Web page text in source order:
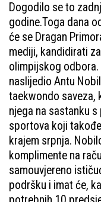
Dogodilo se to
godine.Toga dana
će se Dragan
mediji, kandidirati
olimpijskog odbora.
naslijedio Antu
taekwondo saveza,
njega na sastanku
sportova koji
krajem srpnja.
komplimente na
samouvjereno
podršku i imat će,